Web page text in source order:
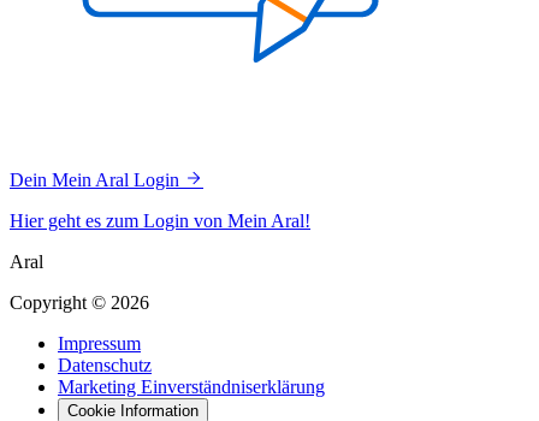
Dein Mein Aral Login
Hier geht es zum Login von Mein Aral!
Aral
Copyright © 2026
Impressum
Datenschutz
Marketing Einverständniserklärung
Cookie Information